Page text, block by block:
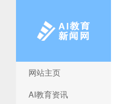
AI教育新闻网
网站主页
AI教育资讯